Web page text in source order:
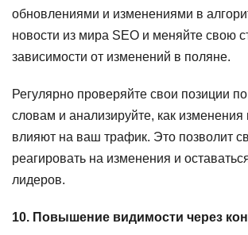
обновлениями и изменениями в
новости из мира SEO и меняйте свою
зависимости от изменений в поляне.
Регулярно проверяйте свои позиции
словам и анализируйте, как изменения
влияют на ваш трафик. Это позволит
реагировать на изменения и
лидеров.
10. Повышение видимости через